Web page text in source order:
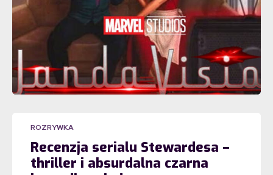
ROZRYWKA
Recenzja serialu Stewardesa –
thriller i absurdalna czarna